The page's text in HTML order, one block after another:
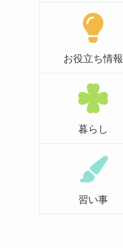
お役立ち情報
暮らし
習い事